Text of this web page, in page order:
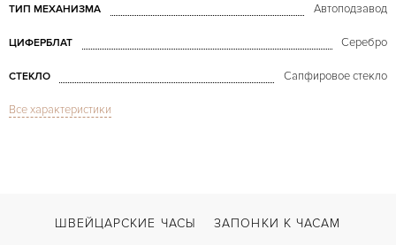
ТИП МЕХАНИЗМА Автоподзавод
ЦИФЕРБЛАТ Серебро
СТЕКЛО Сапфировое стекло
ФУНКЦИИ GMT/две час.зоны, Дата, Индикатор дней недели, Хронограф
Все характеристики
ШВЕЙЦАРСКИЕ ЧАСЫ
ЗАПОНКИ К ЧАСАМ